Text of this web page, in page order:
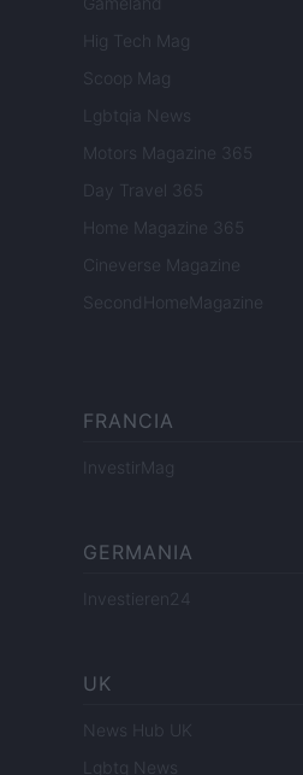
Hig Tech Mag
Scoop Mag
Lgbtqia News
Motors Magazine 365
Day Travel 365
Home Magazine 365
Cineverse Magazine
SecondHomeMagazine
FRANCIA
InvestirMag
GERMANIA
Investieren24
UK
News Hub UK
Lgbtq News